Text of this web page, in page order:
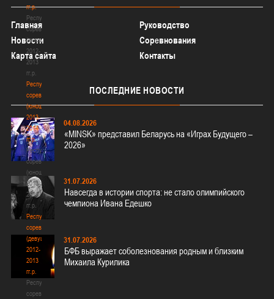
гг.р.
Республиканские
соревнования
(юноши)
2012-
2013
гг.р.
Республиканские
соревнования
(юноши)
2013-
2014
гг.р.
Республиканские
соревнования
(юноши)
2013-
2014
гг.р.
Республиканские
соревнования
(девушки)
2012-
2013
гг.р.
Республиканские
соревнования
Главная
Руководство
Новости
Соревнования
Карта сайта
Контакты
ПОСЛЕДНИЕ НОВОСТИ
04.08.2026
«MINSK» представил Беларусь на «Играх Будущего –
2026»
31.07.2026
Навсегда в истории спорта: не стало олимпийского
чемпиона Ивана Едешко
31.07.2026
БФБ выражает соболезнования родным и близким
Михаила Курилика